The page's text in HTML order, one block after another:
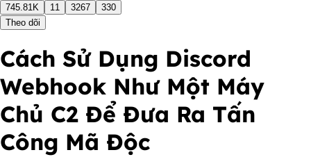
745.81K 11 3267
330
Theo dõi
Cách Sử Dụng Discord
Webhook Như Một Máy
Chủ C2 Để Đưa Ra Tấn
Công Mã Độc